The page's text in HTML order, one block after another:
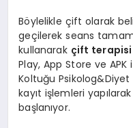
Böylelikle çift olarak
geçilerek seans
kullanarak çift terapisi
Play, App Store ve
Koltuğu
kayıt işlemleri
başlanıyor.